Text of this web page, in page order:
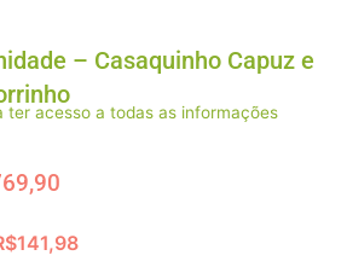
– Casaquinho Capuz e
ter acesso a todas as informações
through
141,98